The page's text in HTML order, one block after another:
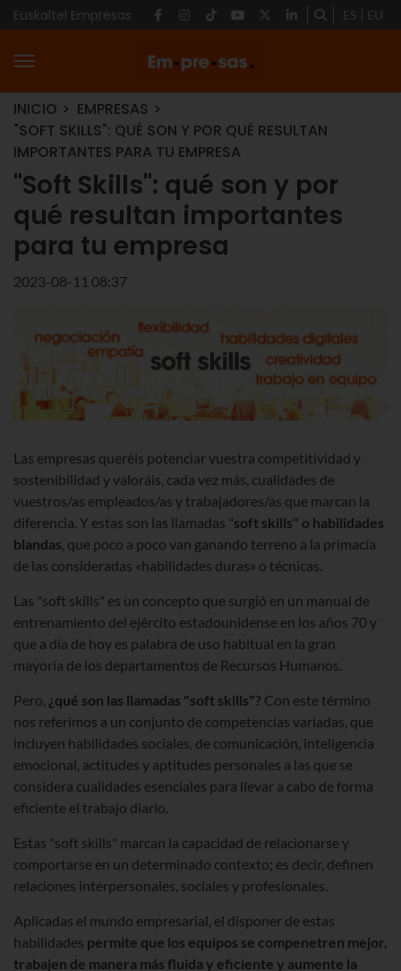
Euskaltel Empresas ES EU
INICIO
EMPRESAS
"SOFT SKILLS": QUÉ SON Y POR QUÉ RESULTAN
IMPORTANTES PARA TU EMPRESA
"Soft Skills": qué son y por
qué resultan importantes
para tu empresa
2023-08-11 08:37
Las empresas queréis potenciar vuestra competitividad y
sostenibilidad y valoráis, cada vez más, cualidades de
vuestros/as empleados/as y trabajadores/as que marcan la
diferencia. Y estas son las llamadas "soft skills" o habilidades
blandas, que poco a poco van ganando terreno a la primacía
de las consideradas «habilidades duras» o técnicas.
Las "soft skills" es un concepto que surgió en un manual de
entrenamiento del ejército estadounidense en los años 70 y
que a día de hoy es palabra de uso habitual en la gran
mayoría de los departamentos de Recursos Humanos.
Pero, ¿qué son las llamadas "soft skills"? Con este término
nos referimos a un conjunto de competencias variadas, que
incluyen habilidades sociales, de comunicación, inteligencia
emocional, actitudes y aptitudes personales a las que se
considera cualidades esenciales para llevar a cabo de forma
eficiente el trabajo diario.
Estas "soft skills" marcan la capacidad de relacionarse y
comportarse en un determinado contexto; es decir, definen
relaciones interpersonales, sociales y profesionales.
Aplicadas el mundo empresarial, el disponer de estas
habilidades permite que los equipos se compenetren mejor,
trabajen de manera más fluida y eficiente y aumente la